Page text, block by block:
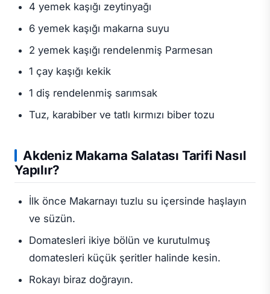
4 yemek kaşığı zeytinyağı
6 yemek kaşığı makarna suyu
2 yemek kaşığı rendelenmiş Parmesan
1 çay kaşığı kekik
1 diş rendelenmiş sarımsak
Tuz, karabiber ve tatlı kırmızı biber tozu
Akdeniz Makarna Salatası Tarifi Nasıl
Yapılır?
İlk önce Makarnayı tuzlu su içersinde haşlayın
ve süzün.
Domatesleri ikiye bölün ve kurutulmuş
domatesleri küçük şeritler halinde kesin.
Rokayı biraz doğrayın.